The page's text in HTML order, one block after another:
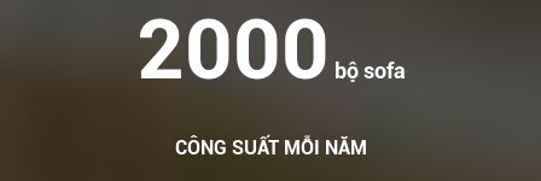
2000 bộ sofa
CÔNG SUẤT MỖI NĂM